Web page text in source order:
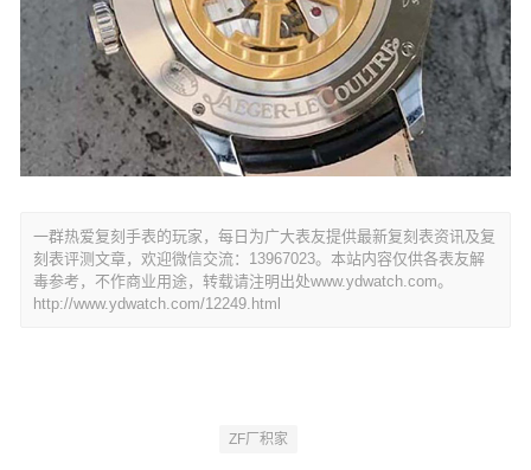
一群热爱复刻手表的玩家，每日为广大表友提供最新复刻表资讯及复
刻表评测文章，欢迎微信交流：13967023。本站内容仅供各表友解
毒参考，不作商业用途，转载请注明出处www.ydwatch.com。
http://www.ydwatch.com/12249.html
ZF厂积家